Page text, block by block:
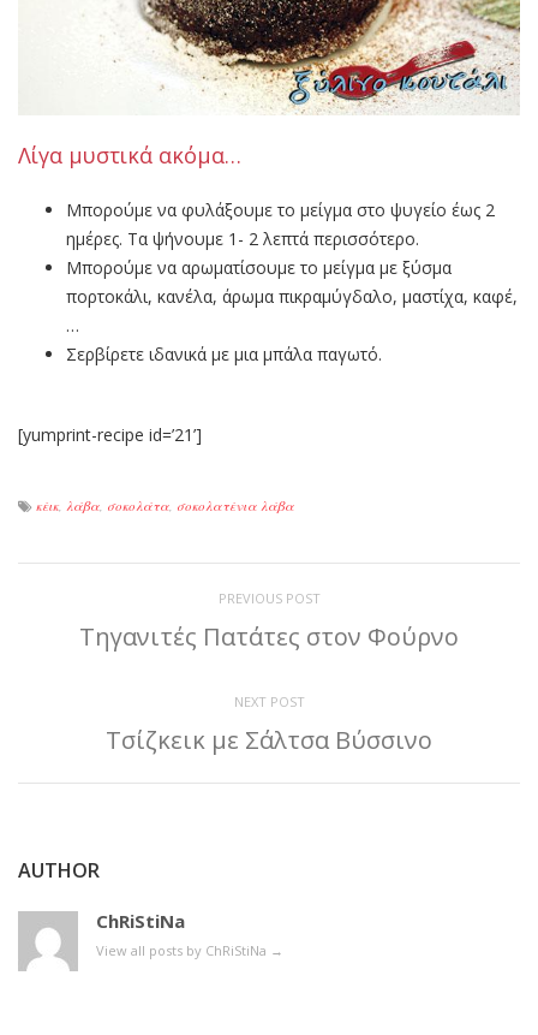
Λίγα μυστικά ακόμα…
Μπορούμε να φυλάξουμε το μείγμα στο ψυγείο έως 2
ημέρες. Τα ψήνουμε 1- 2 λεπτά περισσότερο.
Μπορούμε να αρωματίσουμε το μείγμα με ξύσμα
πορτοκάλι, κανέλα, άρωμα πικραμύγδαλο, μαστίχα, καφέ,
…
Σερβίρετε ιδανικά με μια μπάλα παγωτό.
[yumprint-recipe id=’21’]
κέικ, λάβα, σοκολάτα, σοκολατένια λάβα
PREVIOUS POST
Τηγανιτές Πατάτες στον Φούρνο
NEXT POST
Τσίζκεικ με Σάλτσα Βύσσινο
AUTHOR
ChRiStiNa
View all posts by ChRiStiNa →